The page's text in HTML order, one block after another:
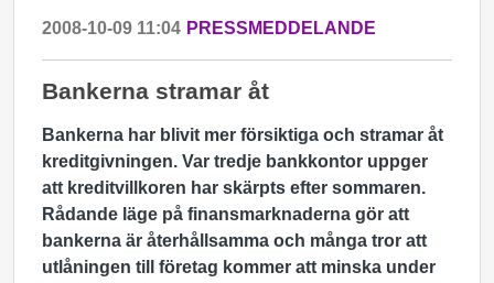
2008-10-09 11:04 PRESSMEDDELANDE
Bankerna stramar åt
Bankerna har blivit mer försiktiga och stramar åt
kreditgivningen. Var tredje bankkontor uppger
att kreditvillkoren har skärpts efter sommaren.
Rådande läge på finansmarknaderna gör att
bankerna är återhållsamma och många tror att
utlåningen till företag kommer att minska under